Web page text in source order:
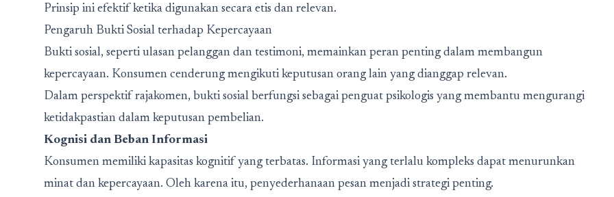
Prinsip ini efektif ketika digunakan secara etis dan relevan.
Pengaruh Bukti Sosial terhadap Kepercayaan
Bukti sosial, seperti ulasan pelanggan dan testimoni, memainkan peran penting dalam membangun
kepercayaan. Konsumen cenderung mengikuti keputusan orang lain yang dianggap relevan.
Dalam perspektif rajakomen, bukti sosial berfungsi sebagai penguat psikologis yang membantu mengurangi
ketidakpastian dalam keputusan pembelian.
Kognisi dan Beban Informasi
Konsumen memiliki kapasitas kognitif yang terbatas. Informasi yang terlalu kompleks dapat menurunkan
minat dan kepercayaan. Oleh karena itu, penyederhanaan pesan menjadi strategi penting.